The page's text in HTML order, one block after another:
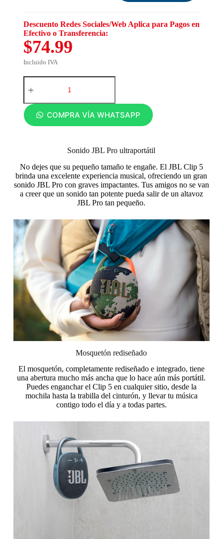
Descuento Redes Sociales/Web Aplica para Pagos en
Efectivo o Transferencia:
$74.99
Incluido IVA
COMPRA VÍA WHATSAPP
Sonido JBL Pro ultraportátil
No dejes que su pequeño tamaño te engañe. El JBL Clip 5
brinda una excelente experiencia musical, ofreciendo un gran
sonido JBL Pro con graves impactantes. Tus amigos no se van
a creer que un sonido tan potente pueda salir de un altavoz
JBL Pro tan pequeño.
Mosquetón rediseñado
El mosquetón, completamente rediseñado e integrado, tiene
una abertura mucho más ancha que lo hace aún más portátil.
Puedes enganchar el Clip 5 en cualquier sitio, desde la
mochila hasta la trabilla del cinturón, y llevar tu música
contigo todo el día y a todas partes.